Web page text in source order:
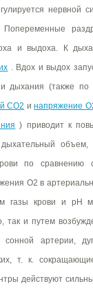
нервной
и выдоха. К
. Вдох и выдох
дыхания (также по
CO2 инапряжение
) приводит к
дыхательный
по сравнению
О2 в
газы крови и рН
так и путем
артерии,
т. к.
действуют